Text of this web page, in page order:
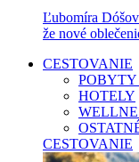
Ľubomíra
že nové
CESTOVANIE
HOTELY
CESTOVANIE